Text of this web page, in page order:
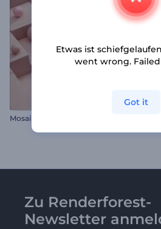
Mosaik-Logo-Reveal
Zu Renderforest-
Newsletter
Etwas ist
went wrong.
Got it